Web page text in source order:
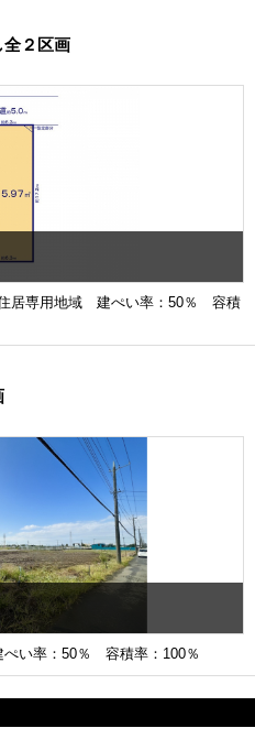
２区画
居専用地域 建ぺい率：50％ 容積
い率：50％ 容積率：100％